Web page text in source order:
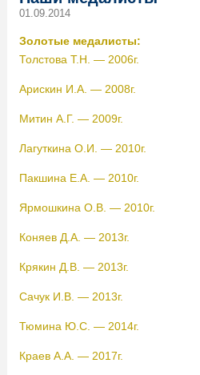
01.09.2014
Золотые медалисты:
Толстова Т.Н. — 2006г.
Арискин И.А. — 2008г.
Митин А.Г. — 2009г.
Лагуткина О.И. — 2010г.
Пакшина Е.А. — 2010г.
Ярмошкина О.В. — 2010г.
Коняев Д.А. — 2013г.
Крякин Д.В. — 2013г.
Сачук И.В. — 2013г.
Тюмина Ю.С. — 2014г.
Краев А.А. — 2017г.